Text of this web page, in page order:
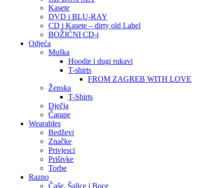
Kasete
DVD i BLU-RAY
CD i Kasete – dirty old Label
BOŽIĆNI CD-i
Odjeća
Muška
Hoodie i dugi rukavi
T-shirts
FROM ZAGREB WITH LOVE
Ženska
T-Shirts
Dječja
Čarape
Wearables
Bedževi
Značke
Privjesci
Prišivke
Torbe
Razno
Čaše, Šalice i Boce